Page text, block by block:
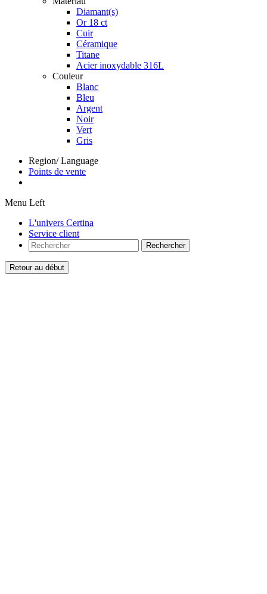
Diamant(s)
Or 18 ct
Cuir
Céramique
Titane
Acier inoxydable 316L
Couleur
Blanc
Bleu
Argent
Noir
Vert
Gris
Region/ Language
Points de vente
Menu Left
L'univers Certina
Service client
Rechercher
Retour au début